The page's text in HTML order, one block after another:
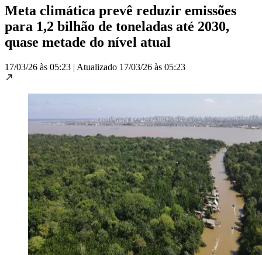
Meta climática prevê reduzir emissões
para 1,2 bilhão de toneladas até 2030,
quase metade do nível atual
17/03/26 às 05:23 | Atualizado 17/03/26 às 05:23